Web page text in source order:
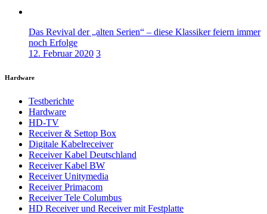
Das Revival der „alten Serien“ – diese Klassiker feiern immer
noch Erfolge
12. Februar 2020 3
Hardware
Testberichte
Hardware
HD-TV
Receiver & Settop Box
Digitale Kabelreceiver
Receiver Kabel Deutschland
Receiver Kabel BW
Receiver Unitymedia
Receiver Primacom
Receiver Tele Columbus
HD Receiver und Receiver mit Festplatte